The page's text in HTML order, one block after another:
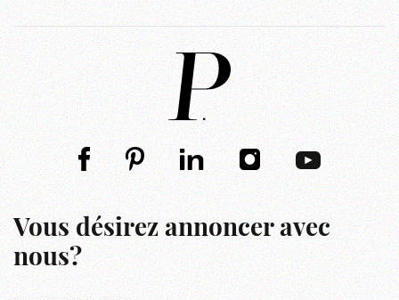
Vous désirez annoncer avec
nous?